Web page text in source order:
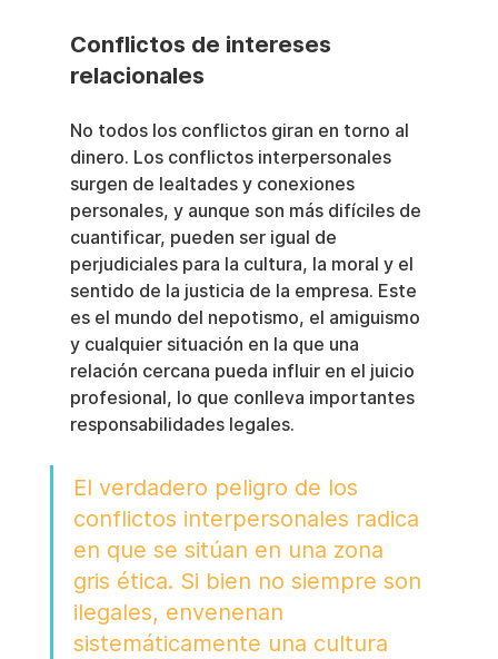
Conflictos de intereses
relacionales
No todos los conflictos giran en torno al
dinero. Los conflictos interpersonales
surgen de lealtades y conexiones
personales, y aunque son más difíciles de
cuantificar, pueden ser igual de
perjudiciales para la cultura, la moral y el
sentido de la justicia de la empresa. Este
es el mundo del nepotismo, el amiguismo
y cualquier situación en la que una
relación cercana pueda influir en el juicio
profesional, lo que conlleva importantes
responsabilidades legales.
El verdadero peligro de los
conflictos interpersonales radica
en que se sitúan en una zona
gris ética. Si bien no siempre son
ilegales, envenenan
sistemáticamente una cultura